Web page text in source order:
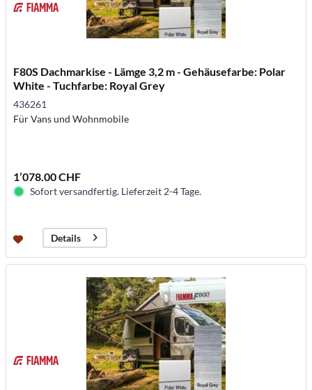
F80S Dachmarkise - Lämge 3,2 m - Gehäusefarbe: Polar
White - Tuchfarbe: Royal Grey
436261
Für Vans und Wohnmobile
1’078.00 CHF
Sofort versandfertig. Lieferzeit 2-4 Tage.
Details